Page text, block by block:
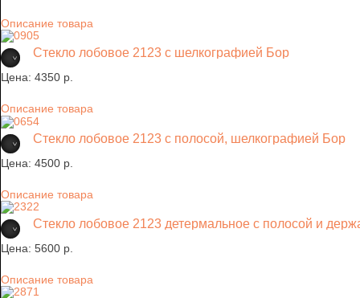
Описание товара
Стекло лобовое 2123 с шелкографией Бор
Цена: 4350 p.
Описание товара
Стекло лобовое 2123 с полосой, шелкографией Бор
Цена: 4500 p.
Описание товара
Стекло лобовое 2123 детермальное с полосой и
Цена: 5600 p.
Описание товара